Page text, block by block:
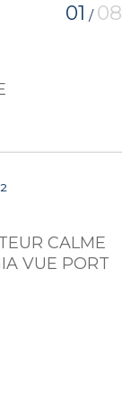
01 / 08
CALME
VUE PORT